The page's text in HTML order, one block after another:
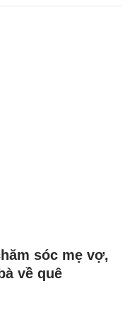
sóc mẹ vợ,
về quê